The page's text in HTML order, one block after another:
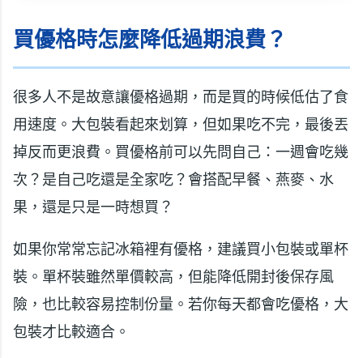
買優格時怎麼降低過期浪費？
很多人不是故意讓優格過期，而是買的時候低估了食
用速度。大包裝看起來划算，但如果吃不完，最後丟
掉反而更浪費。買優格前可以先問自己：一週會吃幾
次？是自己吃還是全家吃？會搭配早餐、燕麥、水
果，還是只是一時想買？
如果你常常忘記冰箱裡有優格，建議買小包裝或單杯
裝。單杯裝雖然單價較高，但能降低開封後保存風
險，也比較容易控制份量。若你每天都會吃優格，大
包裝才比較適合。